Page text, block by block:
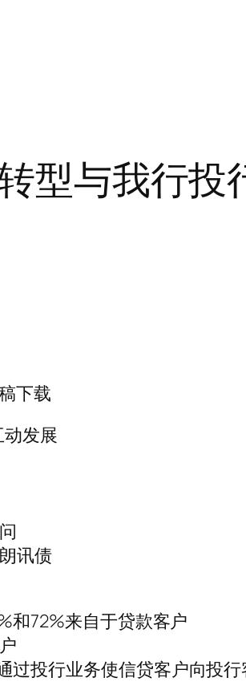
型与我行投
下载
发展
讯债
和72%来自于贷款客户
过投行业务使信贷客户向投